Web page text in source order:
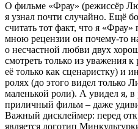
О фильме «Фрау» (режиссёр
я узнал почти случайно. Ещё
считать тот факт, что я
мною рецензии он почему-то
о несчастной любви двух
смотреть только из уважения к
её только как сценаристку) и
ролях (до этого видел только
маленькой роли). А увидел я, в
приличный фильм – даже
Важный дисклеймер: перед
является логотип